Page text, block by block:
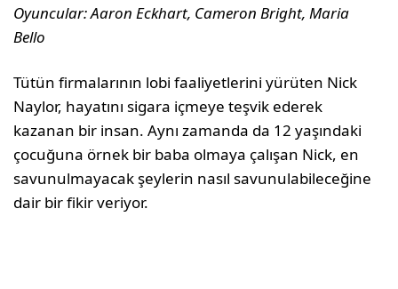
Oyuncular: Aaron Eckhart, Cameron Bright, Maria
Bello
Tütün firmalarının lobi faaliyetlerini yürüten Nick
Naylor, hayatını sigara içmeye teşvik ederek
kazanan bir insan. Aynı zamanda da 12 yaşındaki
çocuğuna örnek bir baba olmaya çalışan Nick, en
savunulmayacak şeylerin nasıl savunulabileceğine
dair bir fikir veriyor.